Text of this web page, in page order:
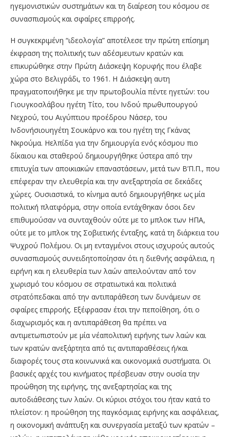
ηγεμονιστικών συστημάτων και τη διαίρεση του κόσμου σε
συνασπισμούς και σφαίρες επιρροής.
Η συγκεκριμένη “ιδεολογία” αποτέλεσε την πρώτη επίσημη
έκφραση της πολιτικής των αδέσμευτων κρατών και
επικυρώθηκε στην Πρώτη Διάσκεψη Κορυφής που έλαβε
χώρα στο Βελιγράδι, το 1961. Η Διάσκεψη αυτη
πραγματοποιήθηκε με την πρωτοβουλία πέντε ηγετών: του
Γιουγκοσλάβου ηγέτη Τίτο, του Ινδού πρωθυπουργού
Νεχρού, του Αιγύπτιου προέδρου Νάσερ, του
Ινδονήσιουηγέτη Σουκάρνο και του ηγέτη της Γκάνας
Νκρούμα. Ηελπίδα για την δημιουργία ενός κόσμου πιο
δίκαιου και σταθερού δημιουργήθηκε ύστερα από την
επιτυχία των αποικιακών επαναστάσεων, μετά των Β’Π.Π., που
επέφεραν την ελευθερία και την ανεξαρτησία σε δεκάδες
χώρες. Ουσιαστικά, το κίνημα αυτό δημιουργήθηκε ως μία
πολιτική πλατφόρμα, στην οποία εντάχθηκαν όσοι δεν
επιθυμούσαν να συνταχθούν ούτε με το μπλοκ των ΗΠΑ,
ούτε με το μπλοκ της Σοβιετικής ένταξης, κατά τη διάρκεια του
Ψυχρού Πολέμου. Οι μη ενταγμένοι στους ισχυρούς αυτούς
συνασπισμούς συνειδητοποίησαν ότι η διεθνής ασφάλεια, η
ειρήνη και η ελευθερία των λαών απειλούνταν από τον
χωρισμό του κόσμου σε στρατιωτικά και πολιτικά
στρατόπεδακαι από την αντιπαράθεση των δυνάμεων σε
σφαίρες επιρροής. Εξέφρασαν έτσι την πεποίθηση, ότι ο
διαχωρισμός και η αντιπαράθεση θα πρέπει να
αντιμετωπιστούν με μία νέαπολιτική ειρήνης των λαών και
των κρατών ανεξάρτητα από τις αντιπαραθέσεις ή/και
διαφορές τους στα κοινωνικά και οικονομικά συστήματα. Οι
βασικές αρχές του κινήματος πρέσβευαν στην ουσία την
προώθηση της ειρήνης, της ανεξαρτησίας και της
αυτοδιάθεσης των λαών. Οι κύριοι στόχοι του ήταν κατά το
πλείστον: η προώθηση της παγκόσμιας ειρήνης και ασφάλειας,
η οικονομική ανάπτυξη και συνεργασία μεταξύ των κρατών –